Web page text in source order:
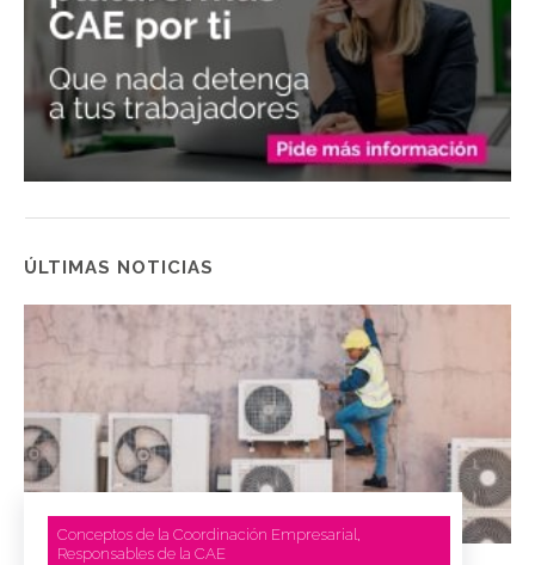
ÚLTIMAS NOTICIAS
Conceptos de la Coordinación Empresarial,
Responsables de la CAE